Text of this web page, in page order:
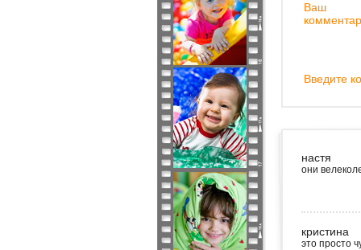
Ваш
Введите
настя
они
кристина
это просто